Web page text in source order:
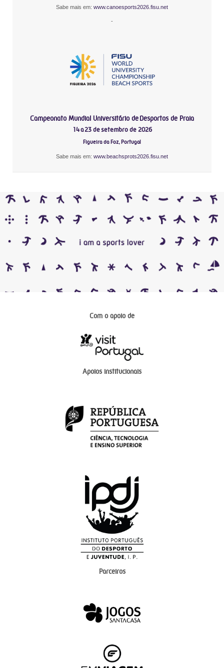
Sabe mais em: www.canoesports2026.fisu.net
-
Campeonato Mundial Universitário de Desportos de Praia
14 a 23 de setembro de 2026
Figueira da Foz, Portugal
Sabe mais em: www.beachsprots2026.fisu.net
Com o apoio de
Apoios institucionais
Parceiros